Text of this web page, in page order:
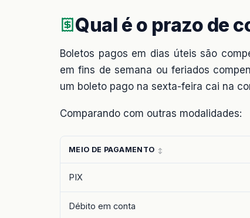
Qual é o prazo de
Boletos pagos em dias úteis são
em fins de semana ou feriados
um boleto pago na sexta-feira cai na
Comparando com outras modalidades:
MEIO DE PAGAMENTO
PIX
Débito em conta